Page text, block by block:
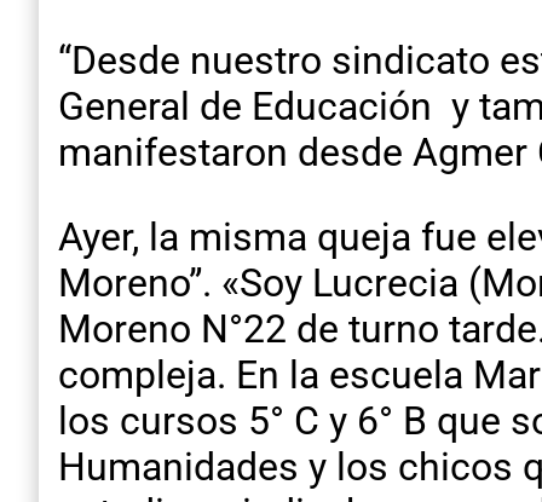
“Desde nuestro sindicato
General de Educación y
manifestaron desde Agmer
Ayer, la misma queja fue
Moreno”. «Soy Lucrecia
Moreno N°22 de turno
compleja. En la escuela
los cursos 5° C y 6° B que
Humanidades y los chicos